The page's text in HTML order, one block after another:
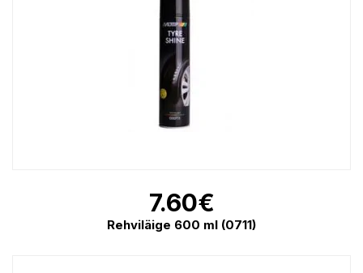
7.60€
Rehviläige 600 ml (0711)